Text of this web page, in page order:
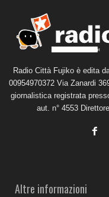
Radio Città Fujiko è edita
00954970372 Via Zanardi
giornalistica registrata
aut. n° 4553
Altre informazioni